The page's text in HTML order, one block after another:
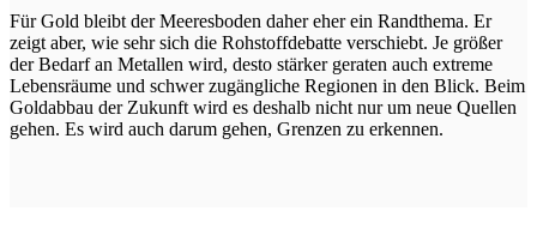
Für Gold bleibt der Meeresboden daher eher ein Randthema. Er
zeigt aber, wie sehr sich die Rohstoffdebatte verschiebt. Je größer
der Bedarf an Metallen wird, desto stärker geraten auch extreme
Lebensräume und schwer zugängliche Regionen in den Blick. Beim
Goldabbau der Zukunft wird es deshalb nicht nur um neue Quellen
gehen. Es wird auch darum gehen, Grenzen zu erkennen.